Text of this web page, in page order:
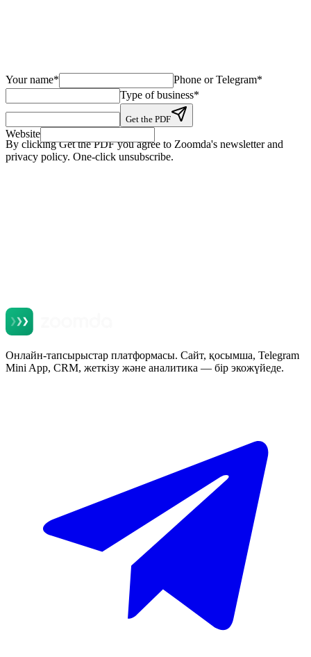
Your name* Phone or Telegram*
Type of business*
Website
Get the PDF
By clicking Get the PDF you agree to Zoomda's newsletter and
privacy policy. One-click unsubscribe.
Онлайн-тапсырыстар платформасы. Сайт, қосымша, Telegram
Mini App, CRM, жеткізу және аналитика — бір экожүйеде.